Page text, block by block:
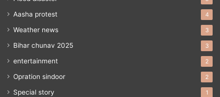
Aasha protest 4
Weather news 3
Bihar chunav 2025 3
entertainment 2
Opration sindoor 2
Special story 1